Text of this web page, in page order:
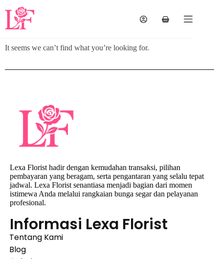
It seems we can’t find what you’re looking for.
Lexa Florist hadir dengan kemudahan transaksi, pilihan
pembayaran yang beragam, serta pengantaran yang selalu tepat
jadwal. Lexa Florist senantiasa menjadi bagian dari momen
istimewa Anda melalui rangkaian bunga segar dan pelayanan
profesional.
Informasi Lexa Florist
Tentang Kami
Blog